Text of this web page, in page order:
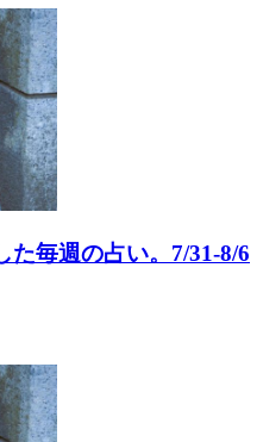
た毎週の占い。7/31-8/6